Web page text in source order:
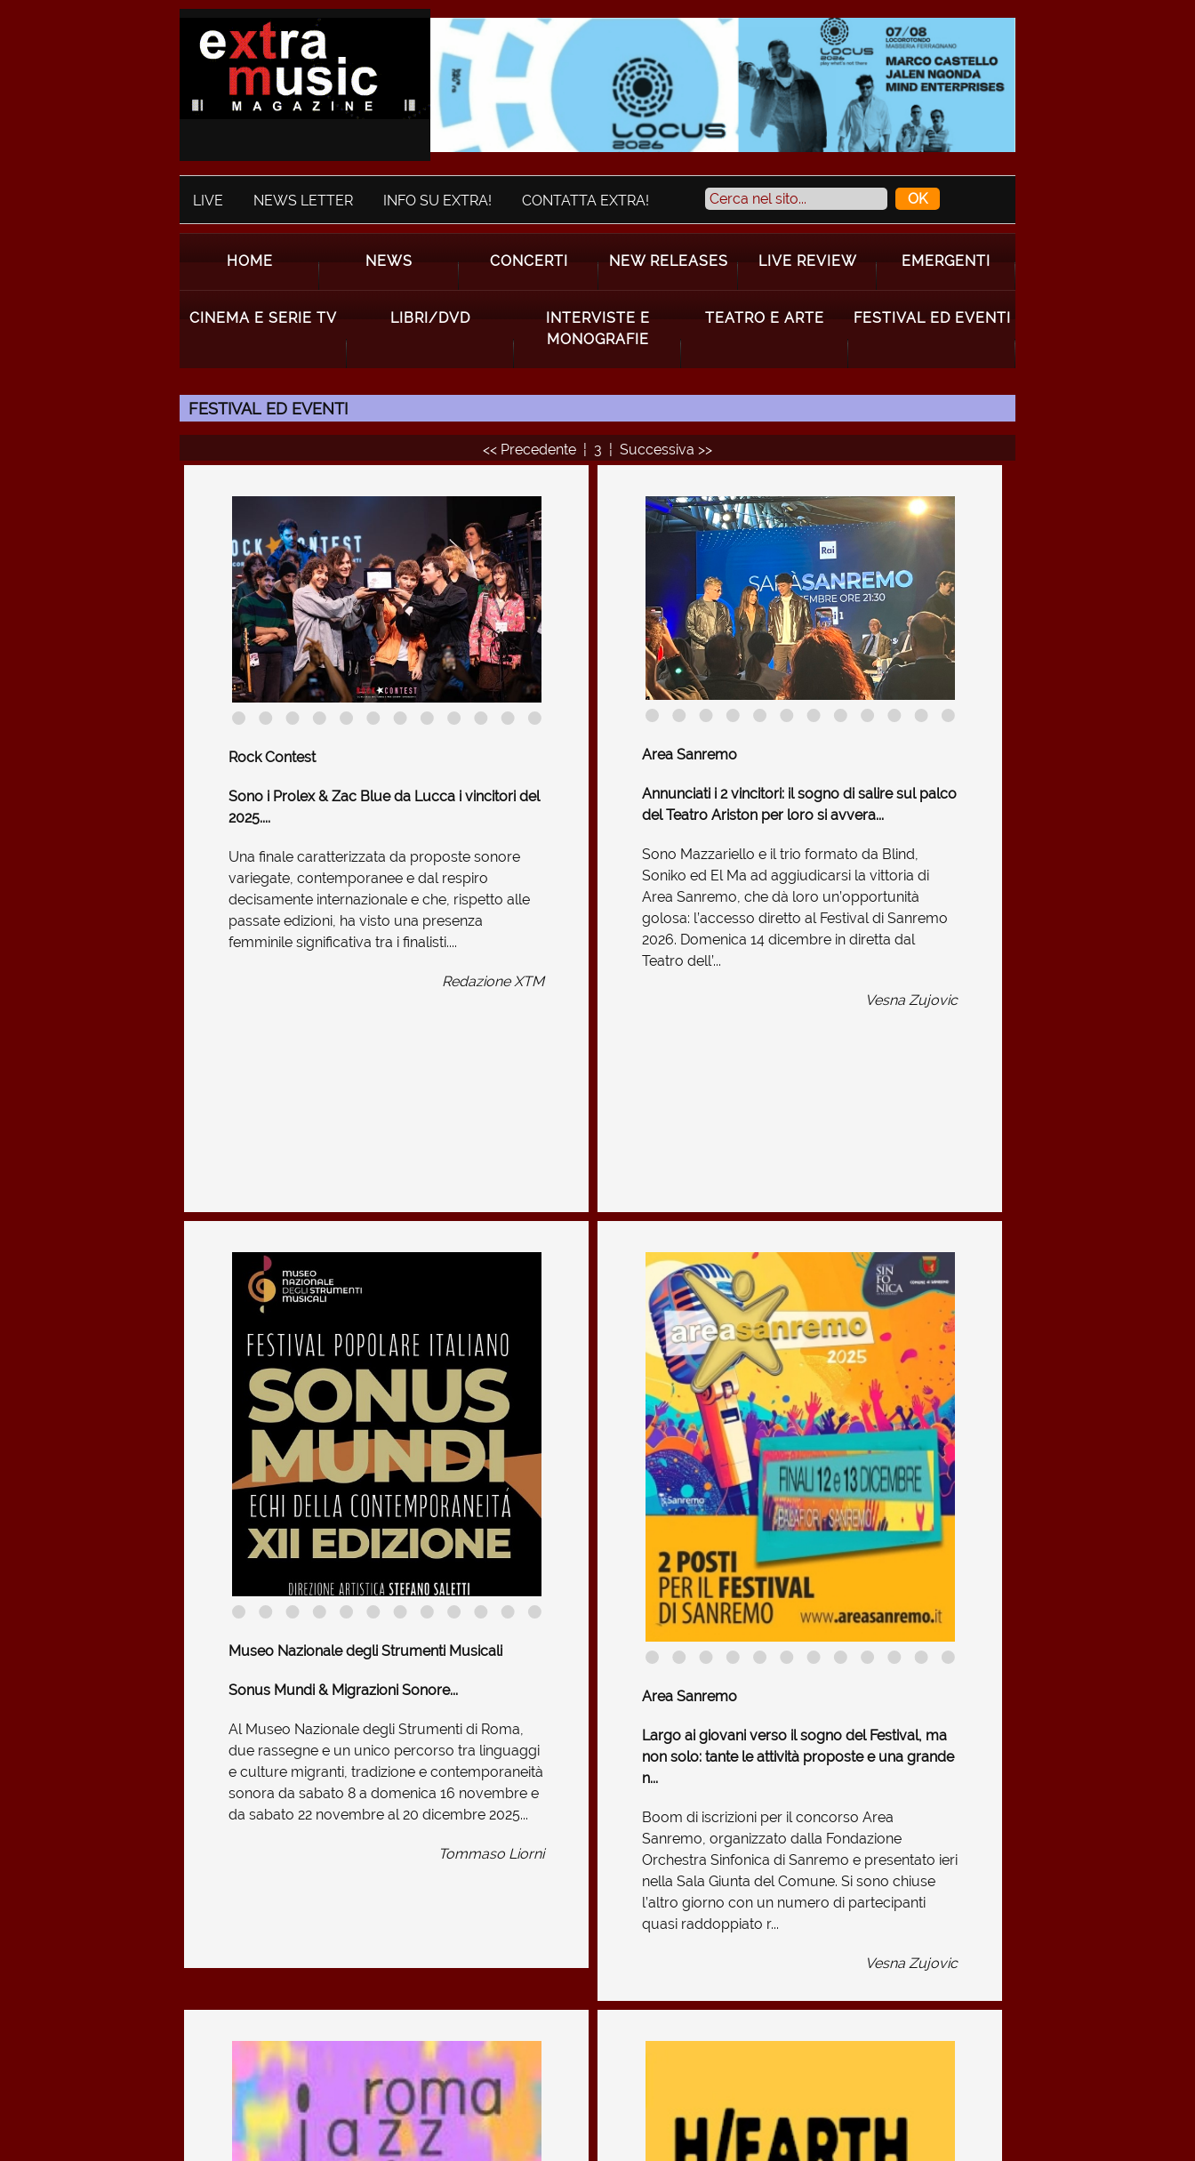
LIVE NEWS LETTER INFO SU EXTRA! CONTATTA EXTRA!
HOME NEWS CONCERTI NEW RELEASES LIVE REVIEW EMERGENTI
CINEMA E SERIE TV LIBRI/DVD
INTERVISTE E
MONOGRAFIE
TEATRO E ARTE FESTIVAL ED EVENTI
FESTIVAL ED EVENTI
<< Precedente ¦ 3 ¦ Successiva >>
Rock Contest
Sono i Prolex & Zac Blue da Lucca i vincitori del
2025....
Una finale caratterizzata da proposte sonore
variegate, contemporanee e dal respiro
decisamente internazionale e che, rispetto alle
passate edizioni, ha visto una presenza
femminile significativa tra i finalisti....
Redazione XTM
Area Sanremo
Annunciati i 2 vincitori: il sogno di salire sul palco
del Teatro Ariston per loro si avvera...
Sono Mazzariello e il trio formato da Blind,
Soniko ed El Ma ad aggiudicarsi la vittoria di
Area Sanremo, che dà loro un’opportunità
golosa: l’accesso diretto al Festival di Sanremo
2026. Domenica 14 dicembre in diretta dal
Teatro dell’...
Vesna Zujovic
Museo Nazionale degli Strumenti Musicali
Sonus Mundi & Migrazioni Sonore...
Al Museo Nazionale degli Strumenti di Roma,
due rassegne e un unico percorso tra linguaggi
e culture migranti, tradizione e contemporaneità
sonora da sabato 8 a domenica 16 novembre e
da sabato 22 novembre al 20 dicembre 2025...
Tommaso Liorni
Area Sanremo
Largo ai giovani verso il sogno del Festival, ma
non solo: tante le attività proposte e una grande
n...
Boom di iscrizioni per il concorso Area
Sanremo, organizzato dalla Fondazione
Orchestra Sinfonica di Sanremo e presentato ieri
nella Sala Giunta del Comune. Si sono chiuse
l’altro giorno con un numero di partecipanti
quasi raddoppiato r...
Vesna Zujovic